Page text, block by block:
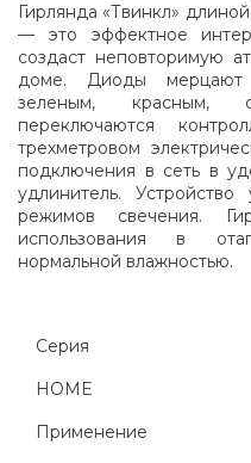
Гирлянда «Твинкл»
— это эффектное
создаст неповторимую
доме. Диоды мерцают
зеленым, красным,
переключаются
трехметровом
подключения в сеть в
удлинитель.
режимов свечения.
использования в
нормальной влажностью.
Серия
HOME
Применение